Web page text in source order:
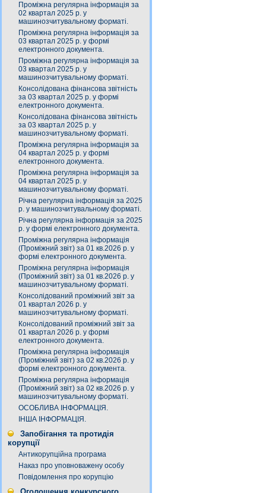
Проміжна регулярна інформація за
02 квартал 2025 р. у
машинозчитувальному форматі.
Проміжна регулярна інформація за
03 квартал 2025 р. у формі
електронного документа.
Проміжна регулярна інформація за
03 квартал 2025 р. у
машинозчитувальному форматі.
Консолідована фінансова звітність
за 03 квартал 2025 р. у формі
електронного документа.
Консолідована фінансова звітність
за 03 квартал 2025 р. у
машинозчитувальному форматі.
Проміжна регулярна інформація за
04 квартал 2025 р. у формі
електронного документа.
Проміжна регулярна інформація за
04 квартал 2025 р. у
машинозчитувальному форматі.
Річна регулярна інформація за 2025
р. у машинозчитувальному форматі.
Річна регулярна інформація за 2025
р. у формі електронного документа.
Проміжна регулярна інформація
(Проміжний звіт) за 01 кв.2026 р. у
формі електронного документа.
Проміжна регулярна інформація
(Проміжний звіт) за 01 кв.2026 р. у
машинозчитувальному форматі.
Консолідований проміжний звіт за
01 квартал 2026 р. у
машинозчитувальному форматі.
Консолідований проміжний звіт за
01 квартал 2026 р. у формі
електронного документа.
Проміжна регулярна інформація
(Проміжний звіт) за 02 кв.2026 р. у
формі електронного документа.
Проміжна регулярна інформація
(Проміжний звіт) за 02 кв.2026 р. у
машинозчитувальному форматі.
ОСОБЛИВА ІНФОРМАЦІЯ.
ІНША ІНФОРМАЦІЯ.
Запобігання та протидія
корупції
Антикорупційна програма
Наказ про уповноважену особу
Повідомлення про корупцію